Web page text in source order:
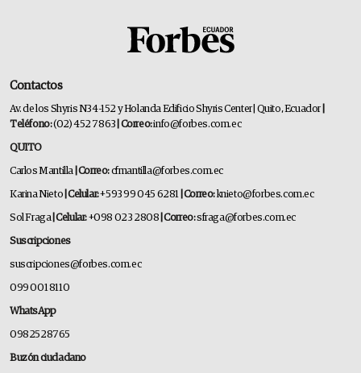
Contactos
Av. de los Shyris N34-152 y Holanda Edificio Shyris Center | Quito, Ecuador
Teléfono:(02) 452 7863 | Correo:info@forbes.com.ec
QUITO
Carlos Mantilla | Correo:cfmantilla@forbes.com.ec
Karina Nieto | Celular:+593 99 045 6281 | Correo:knieto@forbes.com.ec
Sol Fraga| Celular:+098 023 2808 | Correo:sfraga@forbes.com.ec
Suscripciones
suscripciones@forbes.com.ec
099 001 8110
WhatsApp
0982528765
Buzón ciudadano